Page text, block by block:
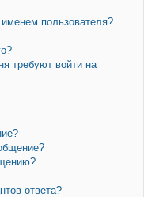
пользователя?
требуют войти на
ответа?